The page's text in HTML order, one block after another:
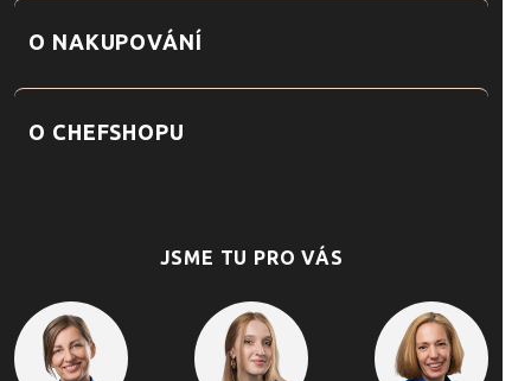
O NAKUPOVÁNÍ
O CHEFSHOPU
JSME TU PRO VÁS